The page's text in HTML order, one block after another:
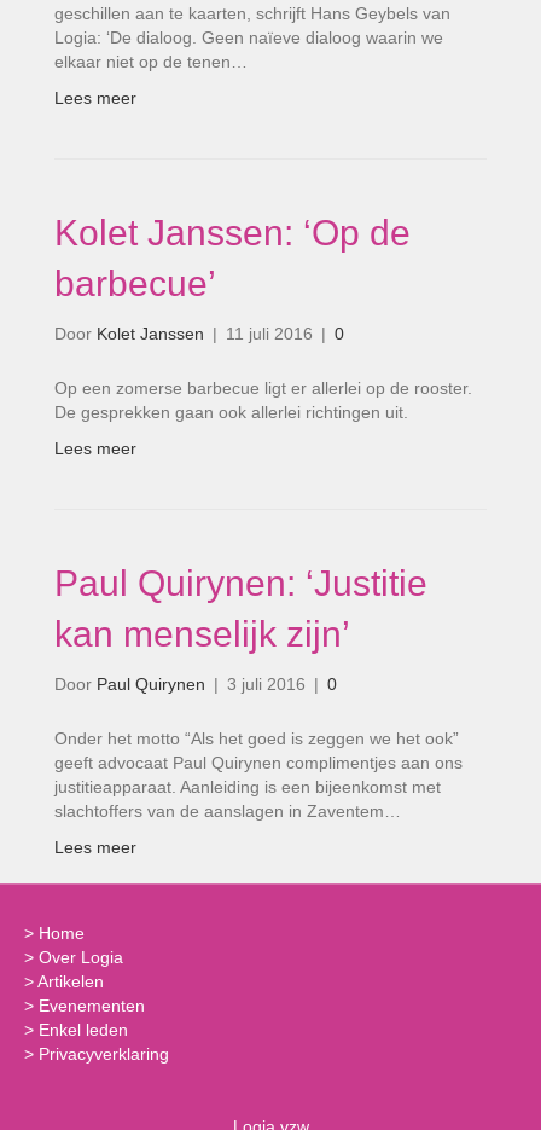
geschillen aan te kaarten, schrijft Hans Geybels van
Logia: ‘De dialoog. Geen naïeve dialoog waarin we
elkaar niet op de tenen…
Lees meer
Kolet Janssen: ‘Op de
barbecue’
Door Kolet Janssen | 11 juli 2016 | 0
Op een zomerse barbecue ligt er allerlei op de rooster.
De gesprekken gaan ook allerlei richtingen uit.
Lees meer
Paul Quirynen: ‘Justitie
kan menselijk zijn’
Door Paul Quirynen | 3 juli 2016 | 0
Onder het motto “Als het goed is zeggen we het ook”
geeft advocaat Paul Quirynen complimentjes aan ons
justitieapparaat. Aanleiding is een bijeenkomst met
slachtoffers van de aanslagen in Zaventem…
Lees meer
> Home
> Over Logia
>Artikelen
> Evenementen
> Enkel leden
> Privacyverklaring